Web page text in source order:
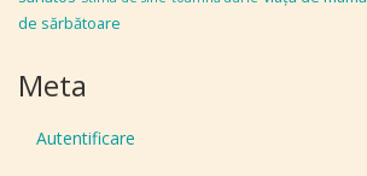
de sărbătoare
Meta
Autentificare